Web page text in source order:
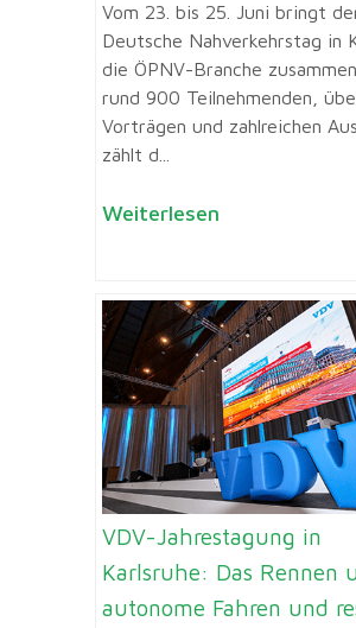
Vom 23. bis 25. Juni bringt
Deutsche Nahverkehrstag in
die ÖPNV-Branche
rund 900 Teilnehmenden,
Vorträgen und zahlreichen
zählt d...
Weiterlesen
VDV-Jahrestagung in
Karlsruhe: Das Rennen
autonome Fahren und